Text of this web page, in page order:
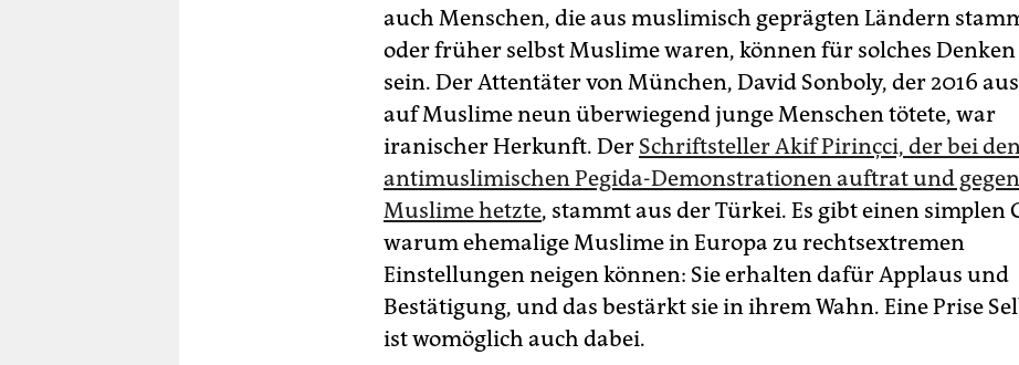
auch Menschen, die aus muslimisch geprägten Ländern
oder früher selbst Muslime waren, können für solches
sein. Der Attentäter von München, David Sonboly, der 2016
auf Muslime neun überwiegend junge Menschen tötete, war
iranischer Herkunft. Der Schriftsteller Akif Pirinçci, der bei
antimuslimischen Pegida-Demonstrationen auftrat und gegen
Muslime hetzte, stammt aus der Türkei. Es gibt einen simplen
warum ehemalige Muslime in Europa zu rechtsextremen
Einstellungen neigen können: Sie erhalten dafür Applaus und
Bestätigung, und das bestärkt sie in ihrem Wahn. Eine Prise
ist womöglich auch dabei.